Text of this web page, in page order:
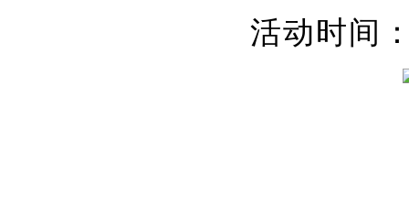
活动时间